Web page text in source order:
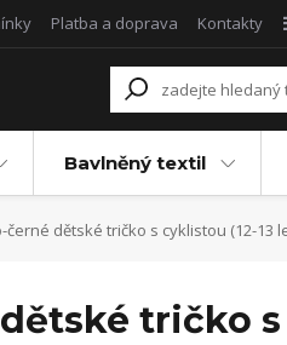
Platba a doprava Kontakty
Bavlněný textil
černé dětské tričko s cyklistou (12-13
tričko s